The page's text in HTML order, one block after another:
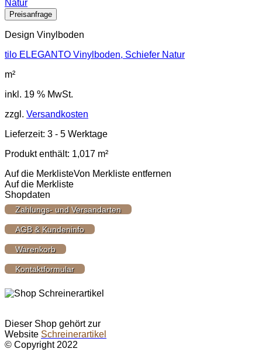
Design Vinylboden
tilo ELEGANTO Vinylboden, Schiefer Natur
m²
inkl. 19 % MwSt.
zzgl. Versandkosten
Lieferzeit: 3 - 5 Werktage
Produkt enthält: 1,017 m²
Auf die MerklisteVon Merkliste entfernen
Auf die Merkliste
Shopdaten
Zahlungs- und Versandarten
AGB & Kundeninfo
Warenkorb
Kontaktformular
Dieser Shop gehört zur
Website Schreinerartikel
© Copyright 2022